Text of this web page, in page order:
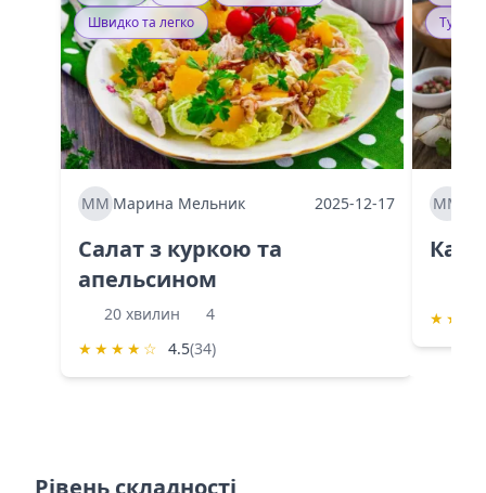
Швидко та легко
ММ Марина Мельник 2025-12-17
Салат з куркою та
апельсином
20 хвилин
4
★ ★ ★ ★ ☆ 4.5(34)
ММ
★ ★
Рівень складності